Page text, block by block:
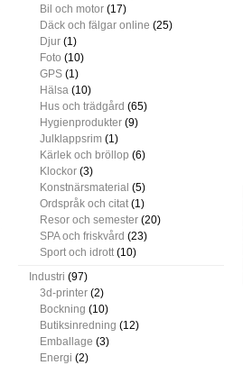
Bil och motor (17)
Däck och fälgar online (25)
Djur (1)
Foto (10)
GPS (1)
Hälsa (10)
Hus och trädgård (65)
Hygienprodukter (9)
Julklappsrim (1)
Kärlek och bröllop (6)
Klockor (3)
Konstnärsmaterial (5)
Ordspråk och citat(1)
Resor och semester (20)
SPA och friskvård (23)
Sport och idrott(10)
Industri (97)
3d-printer (2)
Bockning (10)
Butiksinredning (12)
Emballage (3)
Energi (2)